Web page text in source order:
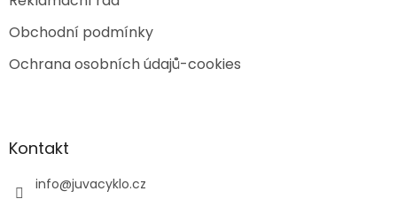
Obchodní podmínky
Ochrana osobních údajů-cookies
Kontakt
info@juvacyklo.cz